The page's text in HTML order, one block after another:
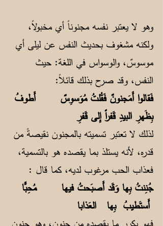
وهو لا يعتبر نفسه مجنوناً أي مخبولاً،
ولكنه مشغوف بحديث النفس عن ليلى أي
موسوسٌ، والوسواس في اللغة: حيث
النفس، وقد صرح بذلك قائلاً:
فَقالوا أَمَجنونٌ فَقُلتُ مُوَسوِسٌ أَطوفُ
بِظَهرِ البيدِ قَفراً إِلى قَفرِ
لذلك لا تعتبر تسميته بالمجنون نقيصةً من
قدره، لأنه يستلذ بما يقصده هو بالتسمية،
فعذاب الحب مرغوب لديه، كما قال :
جُنِنتُ بِها وَقَد أَصبَحتُ فيها مُحِبًّا
أَستَطيبُ بِها العَذابا